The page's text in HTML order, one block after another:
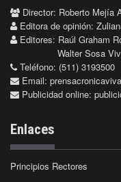
Director: Roberto Mejía
Editora de opinión:
Editores: Raúl Graham
Walter Sosa
Teléfono: (511) 3193500
Email:
Publicidad online:
Enlaces
Principios Rectores